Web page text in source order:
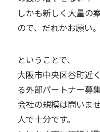
しかも新しく大量の
ので、だれかお願い。
ということで、
大阪市中央区谷町近
る外部パートナー募集
会社の規模は問いま
人で十分です。